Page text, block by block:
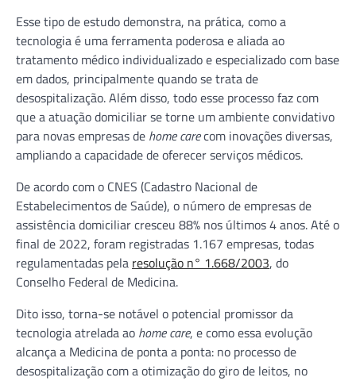
Esse tipo de estudo demonstra, na prática, como a
tecnologia é uma ferramenta poderosa e aliada ao
tratamento médico individualizado e especializado com base
em dados, principalmente quando se trata de
desospitalização. Além disso, todo esse processo faz com
que a atuação domiciliar se torne um ambiente convidativo
para novas empresas de home carecom inovações diversas,
ampliando a capacidade de oferecer serviços médicos.
De acordo com o CNES (Cadastro Nacional de
Estabelecimentos de Saúde), o número de empresas de
assistência domiciliar cresceu 88% nos últimos 4 anos. Até o
final de 2022, foram registradas 1.167 empresas, todas
regulamentadas pela resolução n° 1.668/2003, do
Conselho Federal de Medicina.
Dito isso, torna-se notável o potencial promissor da
tecnologia atrelada ao home care, e como essa evolução
alcança a Medicina de ponta a ponta: no processo de
desospitalização com a otimização do giro de leitos, no